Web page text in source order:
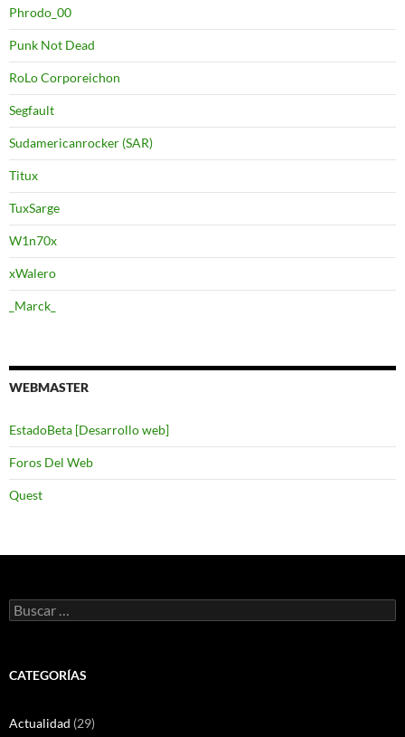
Phrodo_00
Punk Not Dead
RoLo Corporeichon
Segfault
Sudamericanrocker (SAR)
Titux
TuxSarge
W1n70x
xWalero
_Marck_
WEBMASTER
EstadoBeta [Desarrollo web]
Foros Del Web
Quest
Buscar:
CATEGORÍAS
Actualidad (29)